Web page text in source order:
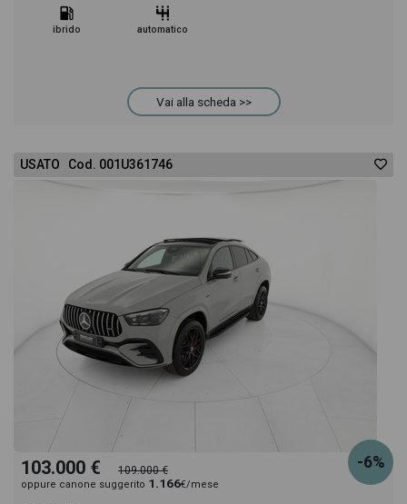
ibrido automatico
Vai alla scheda >>
USATO Cod. 001U361746
-6%
103.000 € 109.000 €
oppure canone suggerito 1.166€/mese